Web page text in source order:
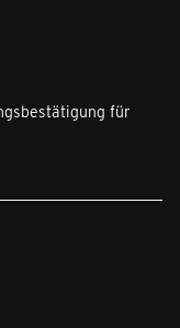
für